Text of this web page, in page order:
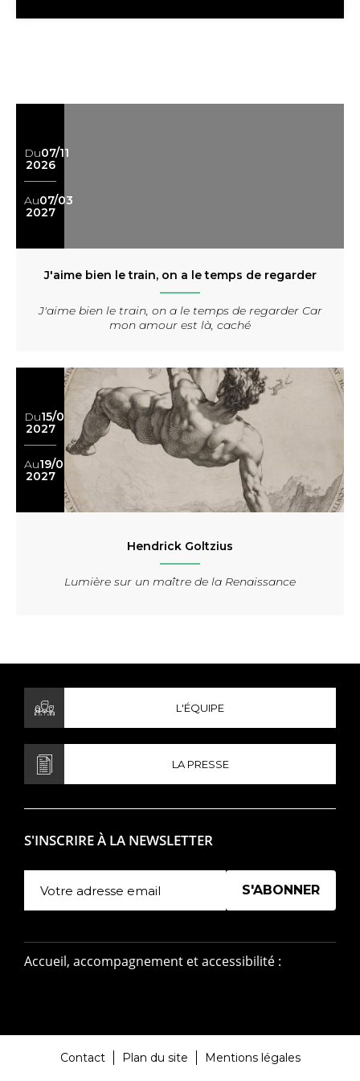
Du07/11
2026
Au07/03
2027
J'aime bien le train, on a le temps de regarder
J'aime bien le train, on a le temps de regarder Car
mon amour est là, caché
Du15/05
2027
Au19/09
2027
Hendrick Goltzius
Lumière sur un maître de la Renaissance
L'ÉQUIPE
LA PRESSE
S'INSCRIRE À LA NEWSLETTER
Accueil, accompagnement et accessibilité :
Contact Plan du site Mentions légales